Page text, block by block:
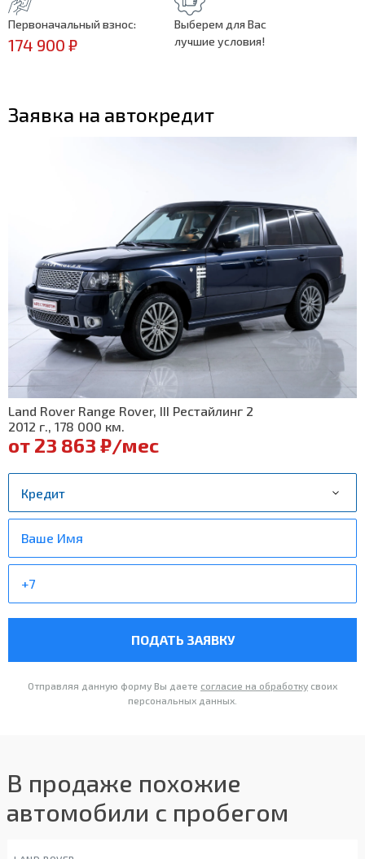
Первоначальный взнос:
174 900 ₽
Выберем для Вас
лучшие условия!
Заявка на автокредит
Land Rover Range Rover, III Рестайлинг 2
2012 г., 178 000 км.
от 23 863 ₽/мес
ПОДАТЬ ЗАЯВКУ
Отправляя данную форму Вы даете согласие на обработку своих
персональных данных.
В продаже похожие
автомобили с пробегом